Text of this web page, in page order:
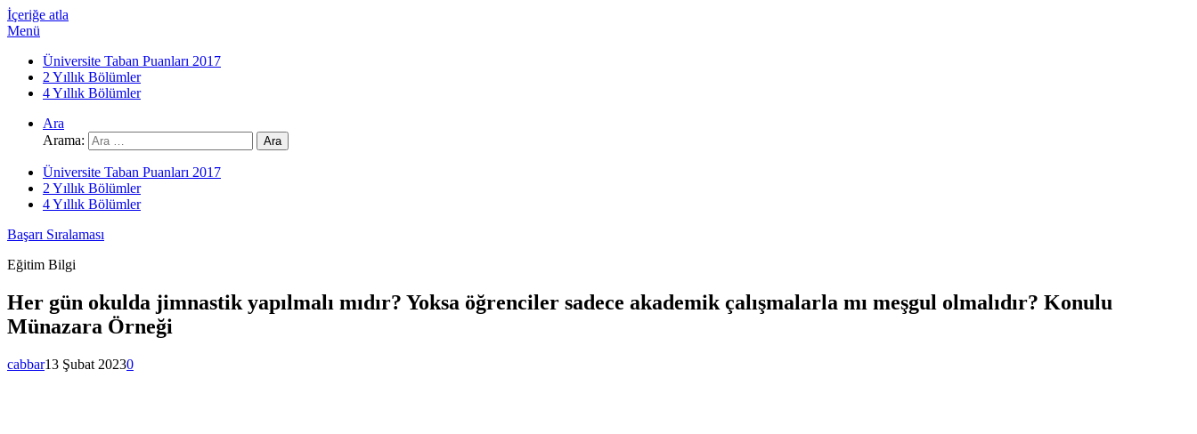
İçeriğe atla
Menü
Üniversite Taban Puanları 2017
2 Yıllık Bölümler
4 Yıllık Bölümler
Ara
Arama:
Üniversite Taban Puanları 2017
2 Yıllık Bölümler
4 Yıllık Bölümler
Başarı Sıralaması
Eğitim Bilgi
Her gün okulda jimnastik yapılmalı mıdır? Yoksa öğrenciler sadece akademik çalışmalarla mı meşgul olmalıdır? Konulu
Münazara Örneği
cabbar13 Şubat 20230